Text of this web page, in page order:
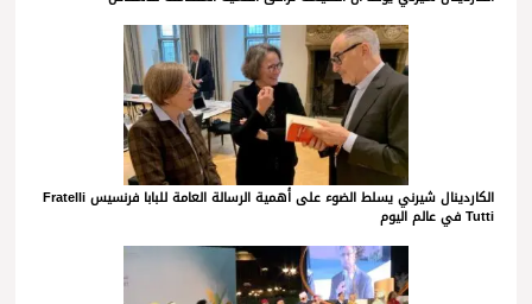
الكاردينال شيرني يسلط الضوء على أهمية الرسالة العامة للبابا فرنسيس Fratelli
Tutti في عالم اليوم